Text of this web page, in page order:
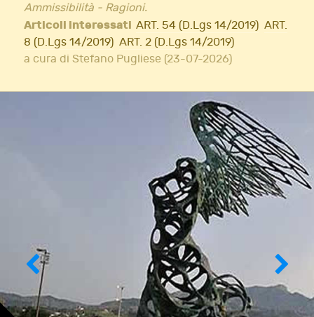
Ammissibilità - Ragioni.
Articoli interessati ART. 54 (D.Lgs 14/2019) ART.
8 (D.Lgs 14/2019) ART. 2 (D.Lgs 14/2019)
a cura di Stefano Pugliese (23-07-2026)